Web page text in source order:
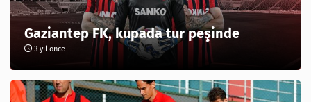
Gaziantep FK, kupada tur peşinde
3 yıl önce